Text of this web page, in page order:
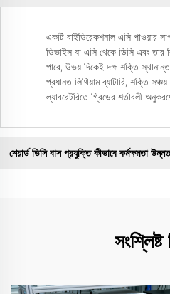
একটি বাইডিরেকশনাল এসি পাওয়ার
ডিভাইস যা এসি থেকে ডিসি এবং তার
পারে, উভয় দিকেই দক্ষ শক্তি
প্রধানত লিথিয়াম ব্যাটারি, শক্তি
ল্যাবরেটরিতে গ্রিডের শর্তাবলী
শেয়ার্ড ডিসি বাস প্রযুক্তি কীভাবে কর্মক্ষমতা